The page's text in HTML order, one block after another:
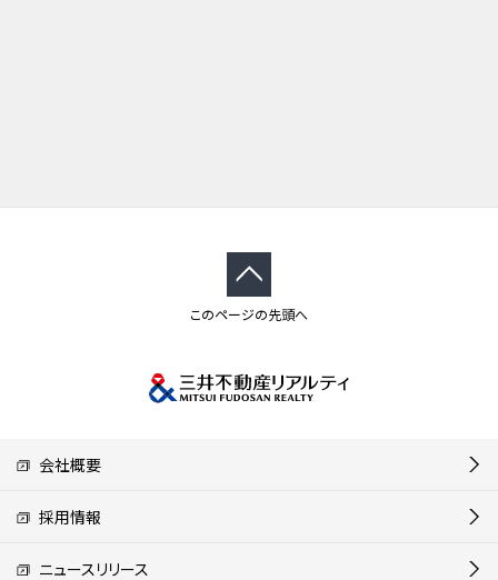
このページの先頭へ
会社概要
採用情報
ニュースリリース